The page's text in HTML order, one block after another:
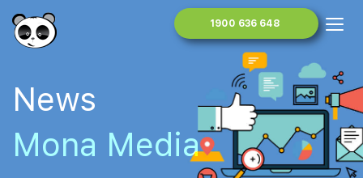
1900 636 648
News
Mona Media